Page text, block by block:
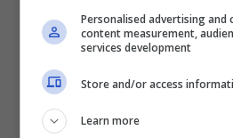
In realtà qualche ostacolo
seRanierifigurava come
come tesserato, ma a tutti
Personalised advertising
content measurement,
services development
Store and/or access
Learn more